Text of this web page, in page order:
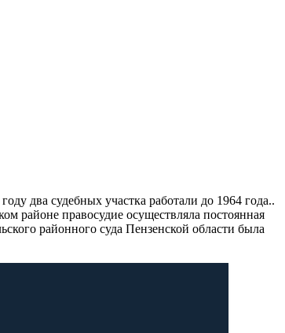
два судебных участка работали до 1964 года..
районе правосудие осуществляла постоянная
районного суда Пензенской области была